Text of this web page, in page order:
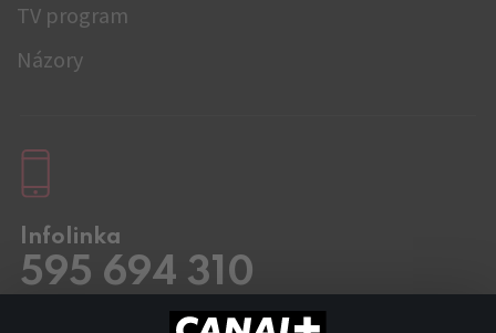
TV program
Názory
Infolinka
595 694 310
8.00 – 20:00